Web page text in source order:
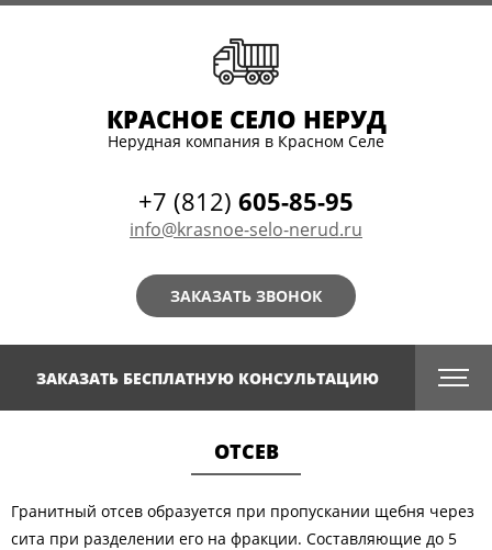
КРАСНОЕ СЕЛО НЕРУД
Нерудная компания в Красном Селе
+7 (812) 605-85-95
info@krasnoe-selo-nerud.ru
ЗАКАЗАТЬ ЗВОНОК
ЗАКАЗАТЬ БЕСПЛАТНУЮ КОНСУЛЬТАЦИЮ
ОТСЕВ
Гранитный отсев образуется при пропускании щебня через
сита при разделении его на фракции. Составляющие до 5